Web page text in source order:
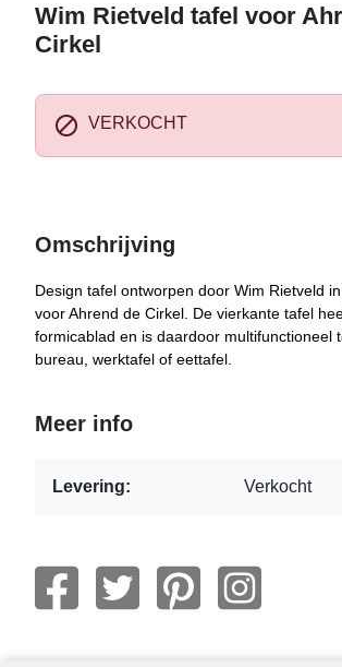
Wim Rietveld tafel voor
Cirkel
 VERKOCHT
Omschrijving
Design tafel ontworpen door Wim Rietveld
voor Ahrend de Cirkel. De vierkante tafel
formicablad en is daardoor multifunctioneel
bureau, werktafel of eettafel.
Meer info
Levering: Verkocht